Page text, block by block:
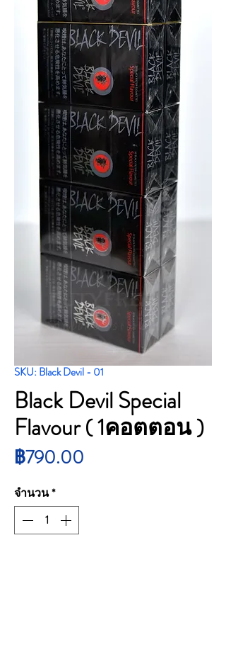
SKU: Black Devil - 01
Black Devil Special
Flavour ( 1คอตตอน )
฿790.00
จำนวน*